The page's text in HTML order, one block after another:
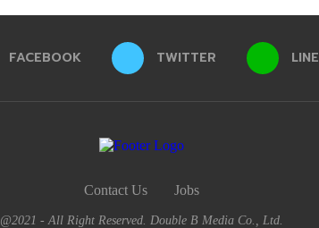
FACEBOOK TWITTER LINE
Contact Us Jobs
@2021 - All Right Reserved. Double B Media Co., Ltd.